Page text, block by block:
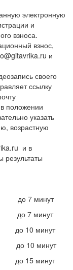
электронную
и
взноса.
взнос,
и
своего
ссылку
положении
указать
возрастную
и в
результаты
7 минут
7 минут
минут
минут
минут